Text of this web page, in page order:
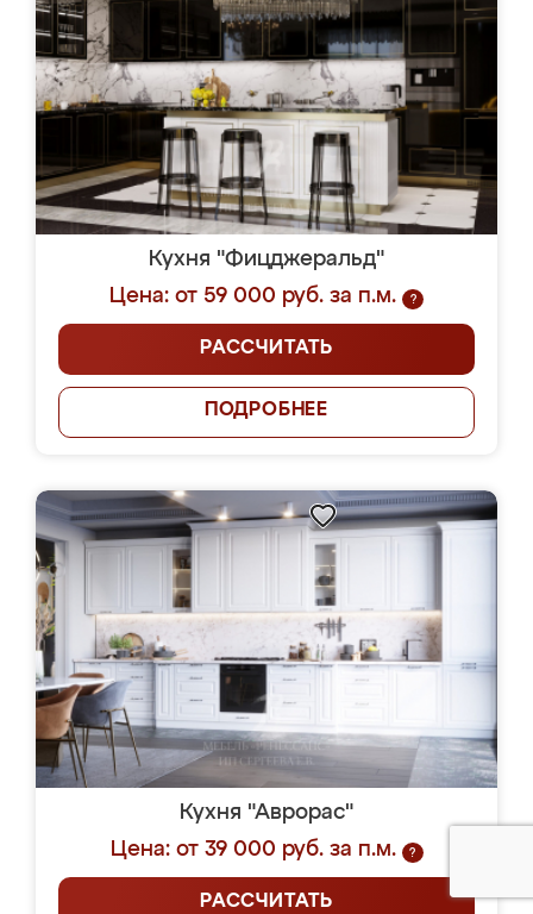
Кухня "Фицджеральд"
Цена: от 59 000 руб. за п.м.
?
РАССЧИТАТЬ
ПОДРОБНЕЕ
Кухня "Аврорас"
Цена: от 39 000 руб. за п.м.
?
РАССЧИТАТЬ